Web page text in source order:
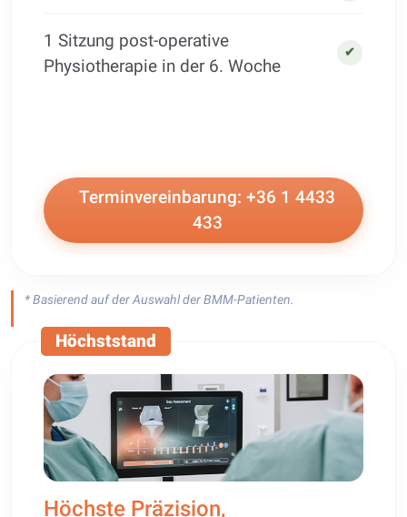
1 Sitzung post-operative
Physiotherapie in der 6. Woche
✔
Terminvereinbarung: +36 1 4433
433
* Basierend auf der Auswahl der BMM-Patienten.
Höchststand
Höchste Präzision,